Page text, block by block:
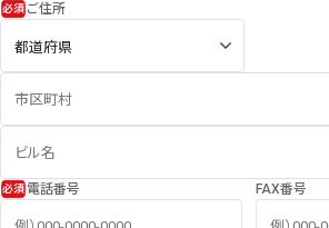
ご住所
電話番号 FAX番号